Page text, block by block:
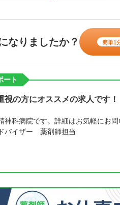
なりましたか？ 簡単1
ート
視の方にオススメの求人です！
神科病院です。詳細はお気軽にお問
バイザー 薬剤師担当